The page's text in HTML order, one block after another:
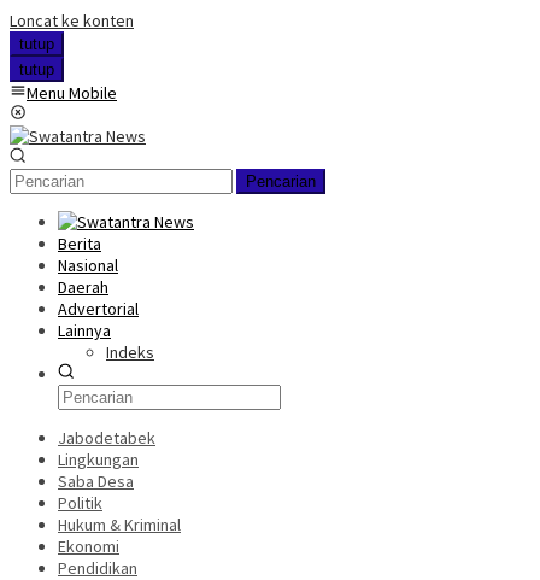
Loncat ke konten
tutup
tutup
Menu Mobile
Pencarian
Berita
Nasional
Daerah
Advertorial
Lainnya
Indeks
Jabodetabek
Lingkungan
Saba Desa
Politik
Hukum & Kriminal
Ekonomi
Pendidikan